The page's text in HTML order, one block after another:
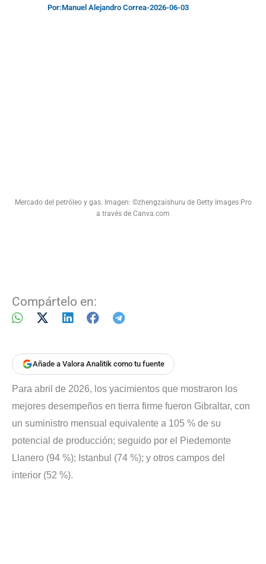
Por:Manuel Alejandro Correa-2026-06-03
Mercado del petróleo y gas. Imagen: ©zhengzaishuru de Getty Images Pro
a través de Canva.com
Compártelo en:
Añade a Valora Analitik como tu fuente
Para abril de 2026, los yacimientos que mostraron los
mejores desempeños en tierra firme fueron Gibraltar, con
un suministro mensual equivalente a 105 % de su
potencial de producción; seguido por el Piedemonte
Llanero (94 %); Istanbul (74 %); y otros campos del
interior (52 %).